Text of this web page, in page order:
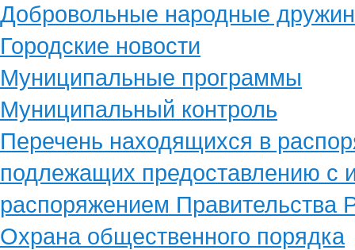
Добровольные народные
Городские новости
Муниципальные программы
Муниципальный контроль
Перечень находящихся в
подлежащих предоставлению с
распоряжением
Охрана общественного порядка